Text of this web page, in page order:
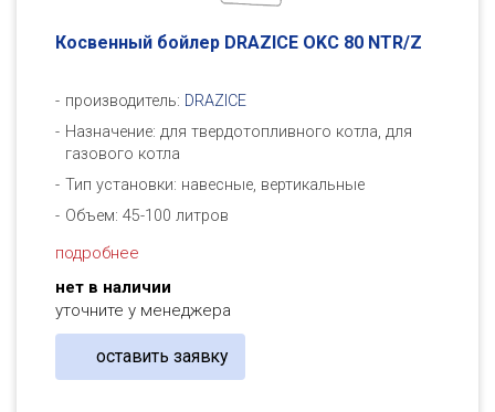
Косвенный бойлер DRAZICE OKC 80 NTR/Z
производитель: DRAZICE
Назначение: для твердотопливного котла, для
газового котла
Тип установки: навесные, вертикальные
Объем: 45-100 литров
подробнее
нет в наличии
уточните у менеджера
оставить заявку